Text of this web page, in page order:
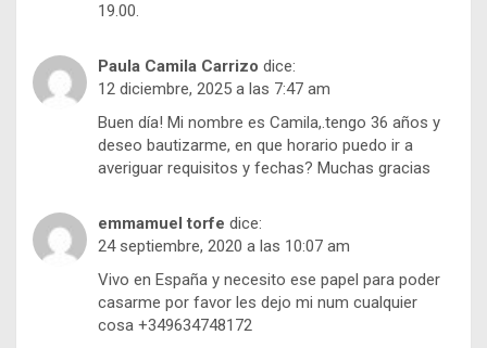
19.00.
Paula Camila Carrizo dice:
12 diciembre, 2025 a las 7:47 am
Buen día! Mi nombre es Camila,.tengo 36 años y
deseo bautizarme, en que horario puedo ir a
averiguar requisitos y fechas? Muchas gracias
emmamuel torfe dice:
24 septiembre, 2020 a las 10:07 am
Vivo en España y necesito ese papel para poder
casarme por favor les dejo mi num cualquier
cosa +349634748172